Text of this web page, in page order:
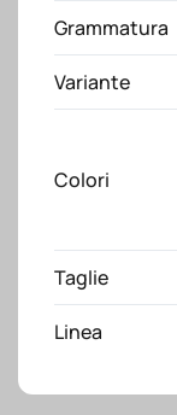
Grammatura
Variante
Colori
Taglie
Linea